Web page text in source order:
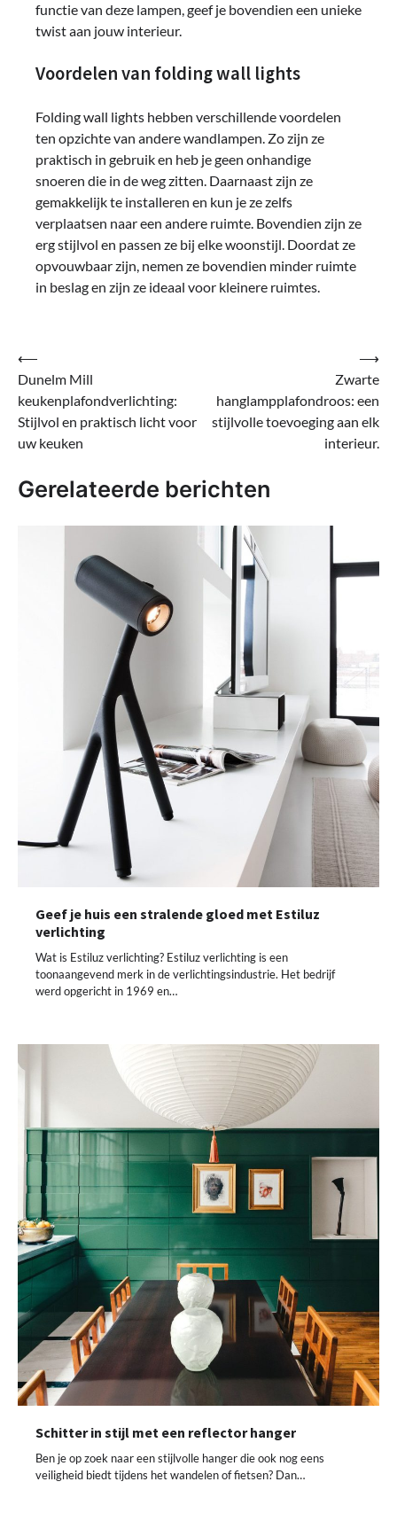
functie van deze lampen, geef je bovendien een unieke
twist aan jouw interieur.
Voordelen van folding wall lights
Folding wall lights hebben verschillende voordelen
ten opzichte van andere wandlampen. Zo zijn ze
praktisch in gebruik en heb je geen onhandige
snoeren die in de weg zitten. Daarnaast zijn ze
gemakkelijk te installeren en kun je ze zelfs
verplaatsen naar een andere ruimte. Bovendien zijn ze
erg stijlvol en passen ze bij elke woonstijl. Doordat ze
opvouwbaar zijn, nemen ze bovendien minder ruimte
in beslag en zijn ze ideaal voor kleinere ruimtes.
Bericht
navigatie
⟵
Dunelm Mill
keukenplafondverlichting:
Stijlvol en praktisch licht voor
uw keuken
Zwarte
hanglampplafondroos: een
stijlvolle toevoeging aan elk
interieur.
⟶
Gerelateerde berichten
Geef je huis een stralende gloed met Estiluz
verlichting
Wat is Estiluz verlichting? Estiluz verlichting is een
toonaangevend merk in de verlichtingsindustrie. Het bedrijf
werd opgericht in 1969 en…
Schitter in stijl met een reflector hanger
Ben je op zoek naar een stijlvolle hanger die ook nog eens
veiligheid biedt tijdens het wandelen of fietsen? Dan…